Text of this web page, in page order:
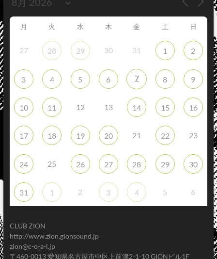
月 火 水 木 金 土 日
27 28 29 30 31 1 2
3 4 5 6 7 8 9
10 11 12 13 14 15 16
17 18 19 20 21 22 23
24 25 26 27 28 29 30
31 1 2 3 4 5 6
CLUB ZION
http://www.zion.gionsound.jp
zion@c-o-a-l.jp
〒460-0013 愛知県名古屋市中区上前津2-1-10 GIONビル1F